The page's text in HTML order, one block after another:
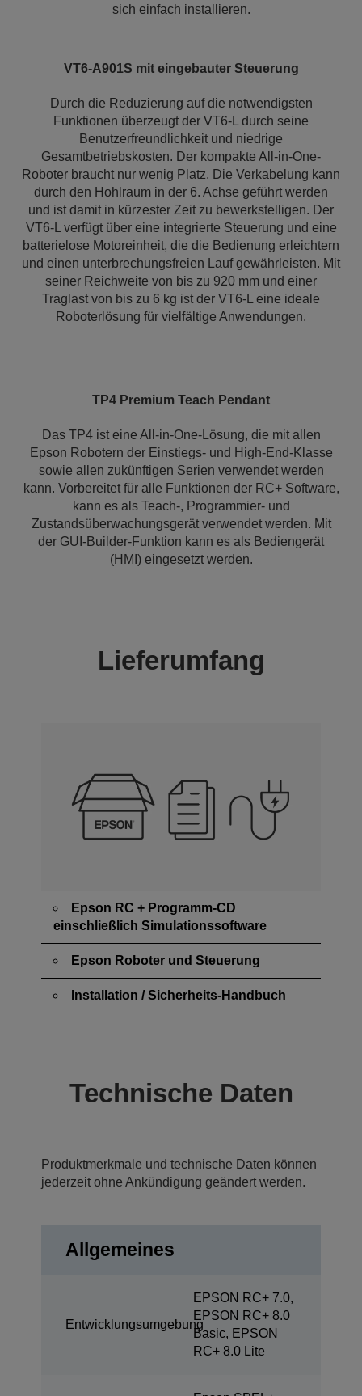
sich einfach installieren.
VT6-A901S mit eingebauter Steuerung
Durch die Reduzierung auf die notwendigsten
Funktionen überzeugt der VT6-L durch seine
Benutzerfreundlichkeit und niedrige
Gesamtbetriebskosten. Der kompakte All-in-One-
Roboter braucht nur wenig Platz. Die Verkabelung kann
durch den Hohlraum in der 6. Achse geführt werden
und ist damit in kürzester Zeit zu bewerkstelligen. Der
VT6-L verfügt über eine integrierte Steuerung und eine
batterielose Motoreinheit, die die Bedienung erleichtern
und einen unterbrechungsfreien Lauf gewährleisten. Mit
seiner Reichweite von bis zu 920 mm und einer
Traglast von bis zu 6 kg ist der VT6-L eine ideale
Roboterlösung für vielfältige Anwendungen.
TP4 Premium Teach Pendant
Das TP4 ist eine All-in-One-Lösung, die mit allen
Epson Robotern der Einstiegs- und High-End-Klasse
sowie allen zukünftigen Serien verwendet werden
kann. Vorbereitet für alle Funktionen der RC+ Software,
kann es als Teach-, Programmier- und
Zustandsüberwachungsgerät verwendet werden. Mit
der GUI-Builder-Funktion kann es als Bediengerät
(HMI) eingesetzt werden.
Lieferumfang
Epson RC + Programm-CD
einschließlich Simulationssoftware
Epson Roboter und Steuerung
Installation / Sicherheits-Handbuch
Technische Daten
Produktmerkmale und technische Daten können
jederzeit ohne Ankündigung geändert werden.
Allgemeines
Entwicklungsumgebung
EPSON RC+ 7.0,
EPSON RC+ 8.0
Basic, EPSON
RC+ 8.0 Lite